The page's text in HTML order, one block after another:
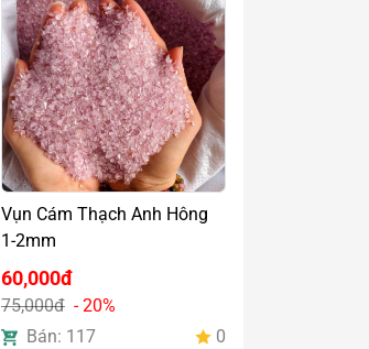
Vụn Cám Thạch Anh Hông
1-2mm
60,000đ
75,000đ - 20%
Bán: 117
0